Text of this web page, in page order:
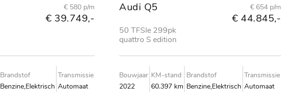
€ 580 p/m
€ 39.749,-
Brandstof
Benzine,Elektrisch
Transmissie
Automaat
Audi Q5
50 TFSIe 299pk
quattro S edition
€ 654 p/m
€ 44.845,-
Bouwjaar
2022
KM-stand
60.397 km
Brandstof
Benzine,Elektrisch
Transmissie
Automaat